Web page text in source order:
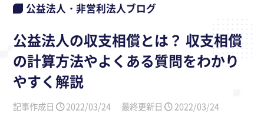
公益法人・非営利法人ブログ
公益法人の収支相償とは？ 収支相償
の計算方法やよくある質問をわかり
やすく解説
記事作成日 2022/03/24 最終更新日 2022/03/24